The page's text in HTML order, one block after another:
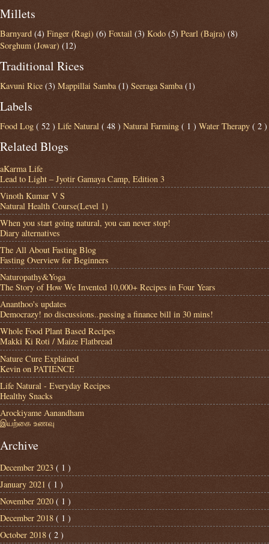
Millets
Barnyard (4) Finger (Ragi) (6) Foxtail (3) Kodo (5) Pearl (Bajra) (8)
Sorghum (Jowar) (12)
Traditional Rices
Kavuni Rice (3) Mappillai Samba (1) Seeraga Samba (1)
Labels
Food Log ( 52 ) Life Natural ( 48 ) Natural Farming ( 1 ) Water Therapy ( 2 )
Related Blogs
aKarma Life
Lead to Light – Jyotir Gamaya Camp, Edition 3
Vinoth Kumar V S
Natural Health Course(Level 1)
When you start going natural, you can never stop!
Diary alternatives
The All About Fasting Blog
Fasting Overview for Beginners
Naturopathy&Yoga
The Story of How We Invented 10,000+ Recipes in Four Years
Ananthoo's updates
Democrazy! no discussions..passing a finance bill in 30 mins!
Whole Food Plant Based Recipes
Makki Ki Roti / Maize Flatbread
Nature Cure Explained
Kevin on PATIENCE
Life Natural - Everyday Recipes
Healthy Snacks
Arockiyame Aanandham
இயற்கை உணவு
Archive
December 2023 ( 1 )
January 2021 ( 1 )
November 2020 ( 1 )
December 2018 ( 1 )
October 2018 ( 2 )